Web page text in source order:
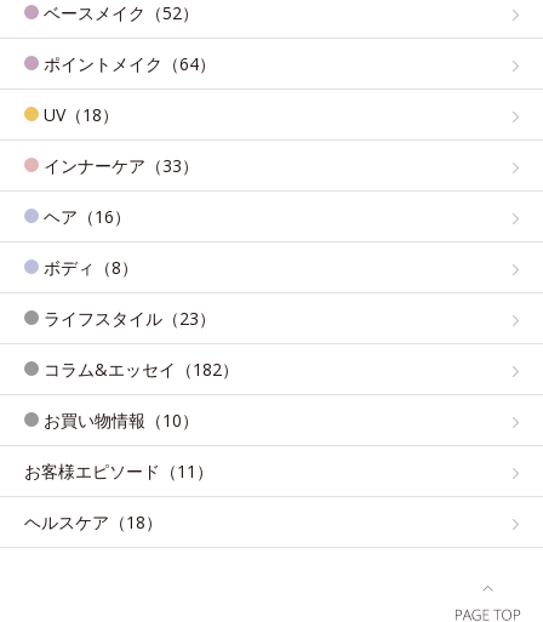
ベースメイク（52）
ポイントメイク（64）
UV（18）
インナーケア（33）
ヘア（16）
ボディ（8）
ライフスタイル（23）
コラム&エッセイ（182）
お買い物情報（10）
お客様エピソード（11）
ヘルスケア（18）